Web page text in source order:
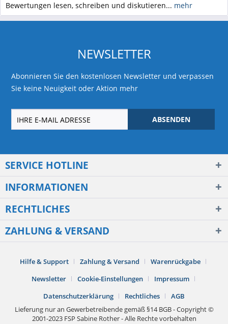
Bewertungen lesen, schreiben und diskutieren... mehr
NEWSLETTER
Abonnieren Sie den kostenlosen Newsletter und verpassen
Sie keine Neuigkeit oder Aktion mehr
ABSENDEN
SERVICE HOTLINE
INFORMATIONEN
RECHTLICHES
ZAHLUNG & VERSAND
Hilfe & Support Zahlung & Versand
Warenrückgabe
Newsletter
Cookie-Einstellungen
Impressum
Datenschutzerklärung
Rechtliches
AGB
Lieferung nur an Gewerbetreibende gemäß §14 BGB - Copyright ©
2001-2023 FSP Sabine Rother - Alle Rechte vorbehalten